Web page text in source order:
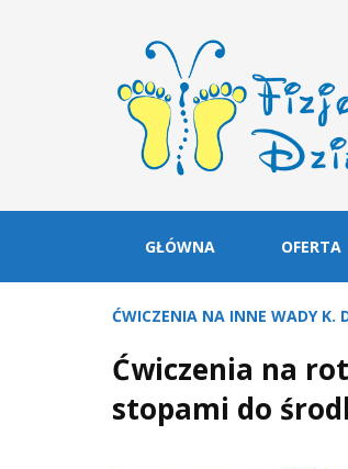
GŁÓWNA OFERTA
ĆWICZENIA NA INNE WADY K.
Ćwiczenia na
stopami do